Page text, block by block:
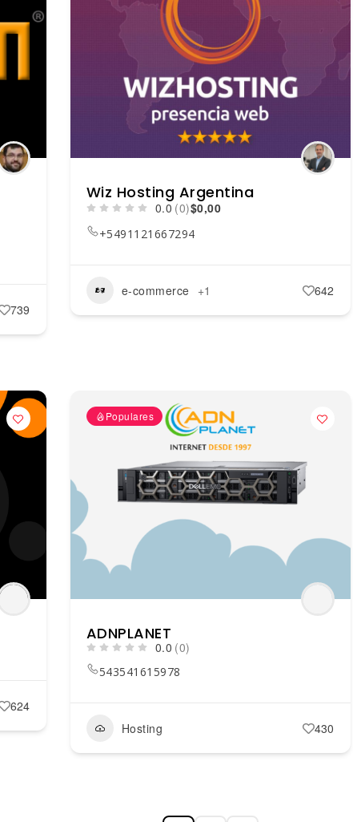
739
Wiz Hosting Argentina
0.0 (0)$0,00
+5491121667294
e-commerce +1 642
624
Populares
ADNPLANET
0.0 (0)
543541615978
Hosting 430